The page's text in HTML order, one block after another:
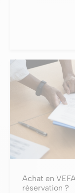
Achat en
réservation ?